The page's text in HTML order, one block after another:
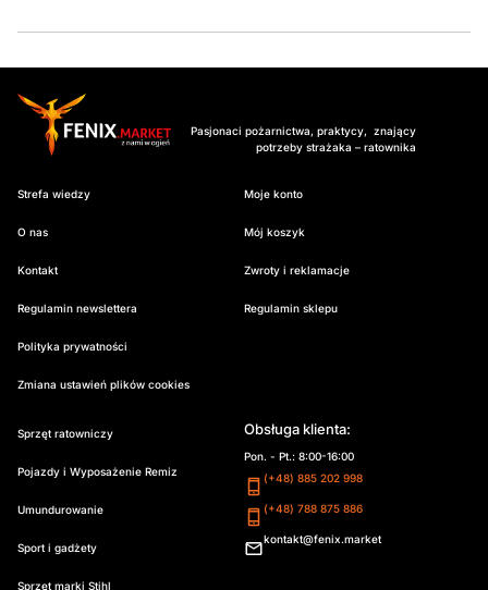
Pasjonaci pożarnictwa, praktycy, znający
potrzeby strażaka – ratownika
Strefa wiedzy
O nas
Kontakt
Regulamin newslettera
Polityka prywatności
Zmiana ustawień plików cookies
Moje konto
Mój koszyk
Zwroty i reklamacje
Regulamin sklepu
Sprzęt ratowniczy
Pojazdy i Wyposażenie Remiz
Umundurowanie
Sport i gadżety
Sprzęt marki Stihl
Obsługa klienta:
Pon. - Pt.: 8:00-16:00
(+48) 885 202 998
(+48) 788 875 886
kontakt@fenix.market